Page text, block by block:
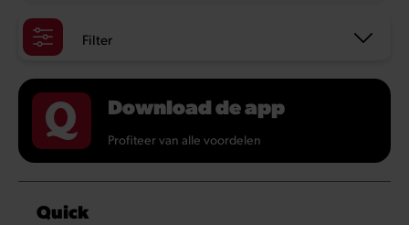
Filter
Download de app
Profiteer van alle voordelen
Quick